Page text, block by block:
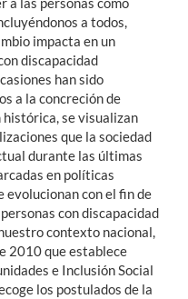
a todos,
impacta en un
discapacidad
han sido
a la concreción de
se visualizan
que la sociedad
durante las últimas
en políticas
evolucionan con el fin de
con discapacidad
contexto nacional,
2010 que establece
e Inclusión Social
los postulados de la